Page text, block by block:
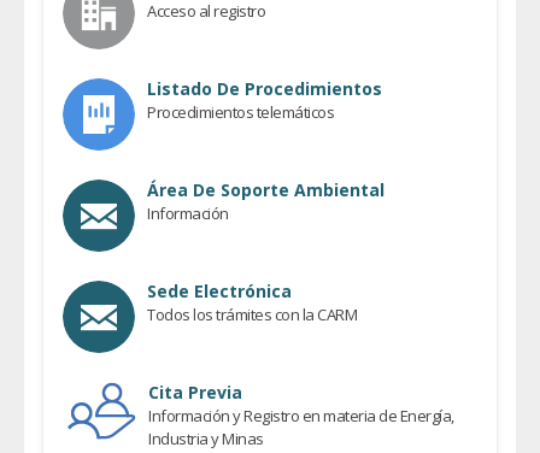
Acceso al registro
Listado De Procedimientos
Procedimientos telemáticos
Área De Soporte Ambiental
Información
Sede Electrónica
Todos los trámites con la CARM
Cita Previa
Información y Registro en materia de Energía,
Industria y Minas